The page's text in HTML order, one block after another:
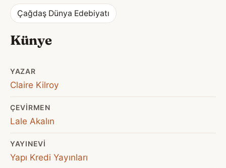
Çağdaş Dünya Edebiyatı
Künye
YAZAR
Claire Kilroy
ÇEVIRMEN
Lale Akalın
YAYINEVI
Yapı Kredi Yayınları